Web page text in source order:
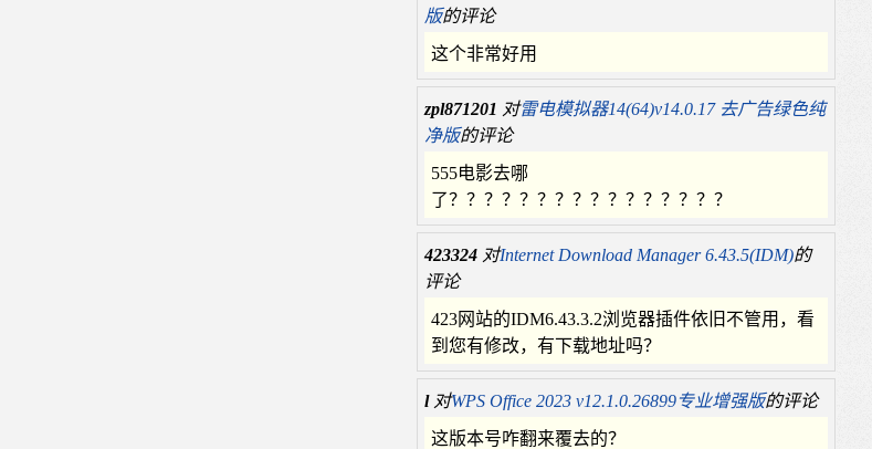
版的评论
这个非常好用
zpl871201 对雷电模拟器14(64)v14.0.17 去广告绿色纯
净版的评论
555电影去哪
了？？？？？？？？？？？？？？？？
423324 对Internet Download Manager 6.43.5(IDM)的
评论
423网站的IDM6.43.3.2浏览器插件依旧不管用，看
到您有修改，有下载地址吗？
l 对WPS Office 2023 v12.1.0.26899专业增强版的评论
这版本号咋翻来覆去的？